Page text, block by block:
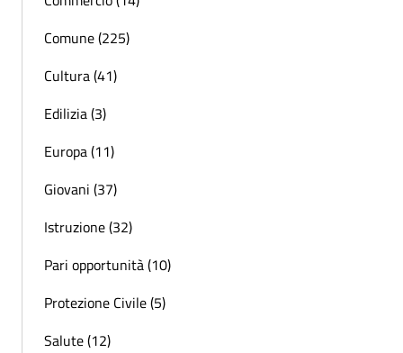
Comune (225)
Cultura (41)
Edilizia (3)
Europa (11)
Giovani (37)
Istruzione (32)
Pari opportunità (10)
Protezione Civile (5)
Salute (12)